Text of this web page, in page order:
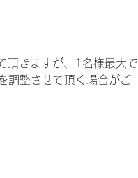
頂きますが、1名様最大で
調整させて頂く場合がご